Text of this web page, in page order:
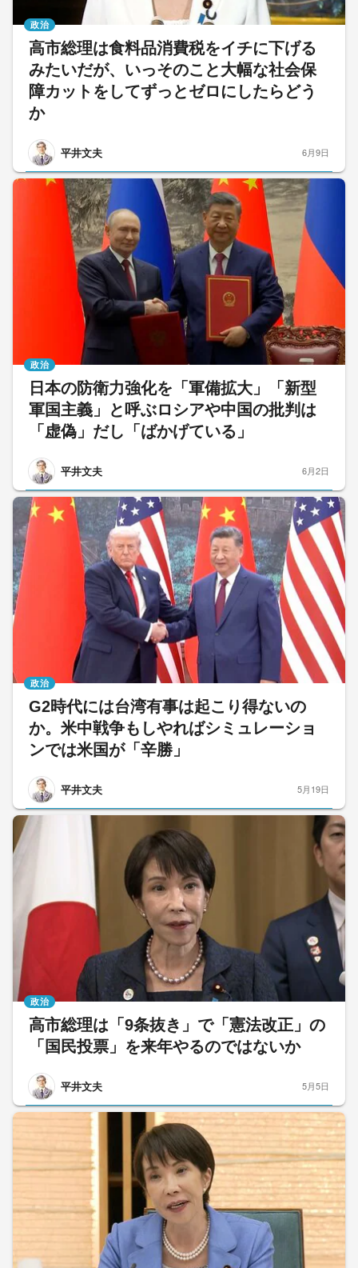
高市総理は食料品消費税をイチに下げる
みたいだが、いっそのこと大幅な社会保
障カットをしてずっとゼロにしたらどう
か
平井文夫
政治
6月9日
日本の防衛力強化を「軍備拡大」「新型
軍国主義」と呼ぶロシアや中国の批判は
「虚偽」だし「ばかげている」
平井文夫
政治
6月2日
G2時代には台湾有事は起こり得ないの
か。米中戦争もしやればシミュレーショ
ンでは米国が「辛勝」
平井文夫
政治
5月19日
高市総理は「9条抜き」で「憲法改正」の
「国民投票」を来年やるのではないか
平井文夫
政治
5月5日